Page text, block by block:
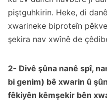
piştguhkirin. Heke, di
xwarineke biproteîn
şekira nav xwînê de
2- Divê şûna nanê spî,
bi genim) bê xwarin û
fêkiyên kêmşekir bên